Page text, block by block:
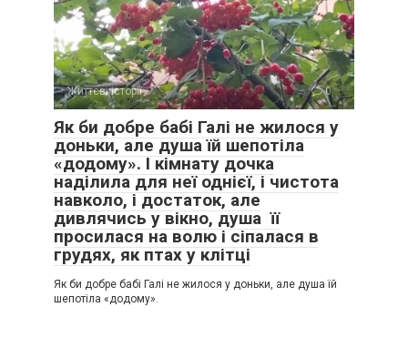
Життєві історії 0
Як би добре бабі Галі не жилося у
доньки, але душа їй шепотіла
«додому». І кімнату дочка
наділила для неї однієї, і чистота
навколо, і достаток, але
дивлячись у вікно, душа її
просилася на волю і сіпалася в
грудях, як птах у клітці
Як би добре бабі Галі не жилося у доньки, але душа їй
шепотіла «додому».